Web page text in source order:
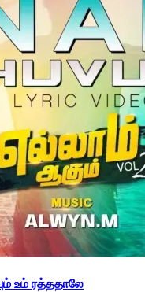
உம் ரத்ததாலே